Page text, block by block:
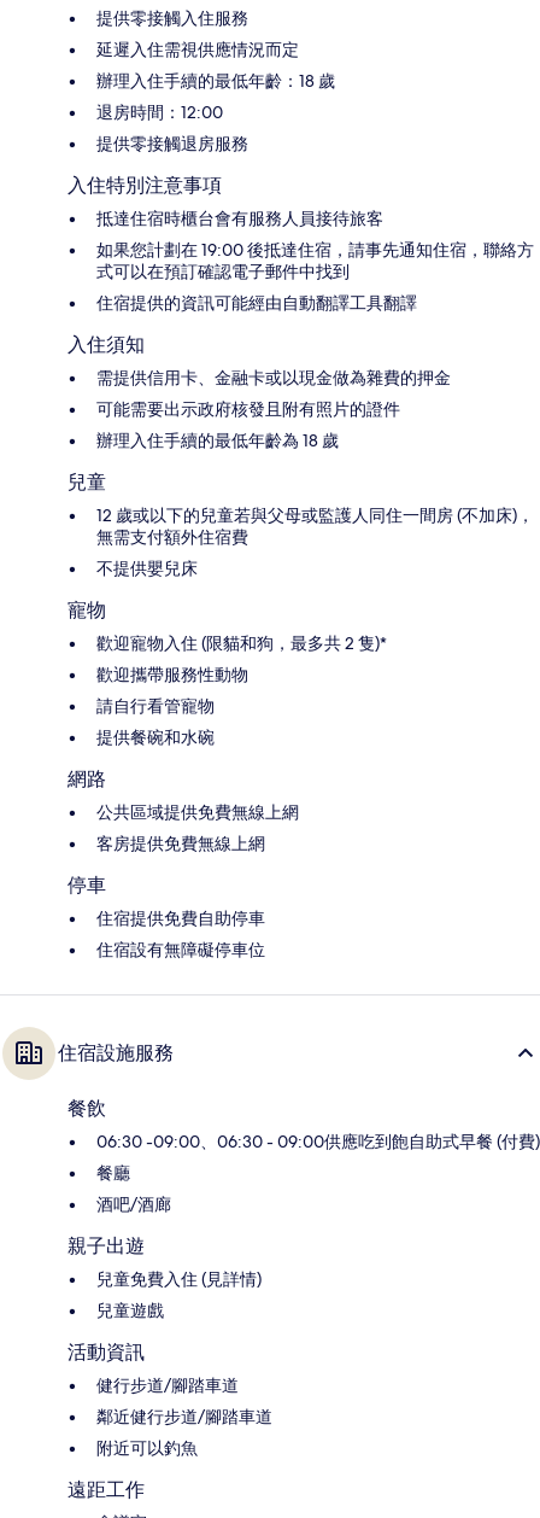
提供零接觸入住服務
延遲入住需視供應情況而定
辦理入住手續的最低年齡：18 歲
退房時間：12:00
提供零接觸退房服務
入住特別注意事項
抵達住宿時櫃台會有服務人員接待旅客
如果您計劃在 19:00 後抵達住宿，請事先通知住宿，聯絡方
式可以在預訂確認電子郵件中找到
住宿提供的資訊可能經由自動翻譯工具翻譯
入住須知
需提供信用卡、金融卡或以現金做為雜費的押金
可能需要出示政府核發且附有照片的證件
辦理入住手續的最低年齡為 18 歲
兒童
12 歲或以下的兒童若與父母或監護人同住一間房 (不加床)，
無需支付額外住宿費
不提供嬰兒床
寵物
歡迎寵物入住 (限貓和狗，最多共 2 隻)*
歡迎攜帶服務性動物
請自行看管寵物
提供餐碗和水碗
網路
公共區域提供免費無線上網
客房提供免費無線上網
停車
住宿提供免費自助停車
住宿設有無障礙停車位
住宿設施服務
餐飲
06:30 -09:00、06:30 - 09:00供應吃到飽自助式早餐 (付費)
餐廳
酒吧/酒廊
親子出遊
兒童免費入住 (見詳情)
兒童遊戲
活動資訊
健行步道/腳踏車道
鄰近健行步道/腳踏車道
附近可以釣魚
遠距工作